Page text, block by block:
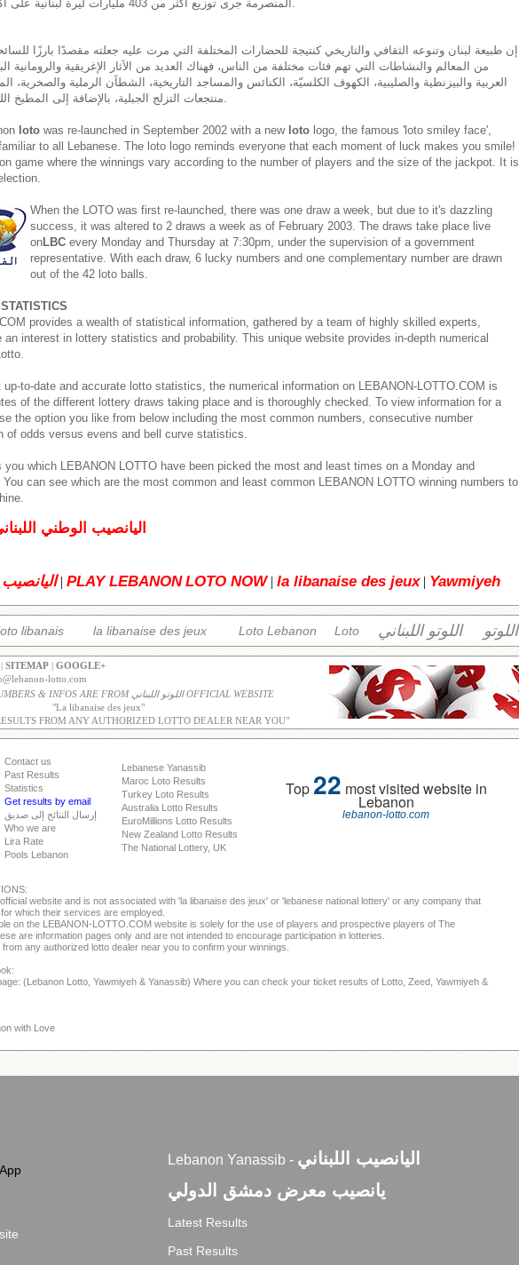
المنصرمة جرى توزيع اكثر من 403 مليارات ليرة لبنانية على اكثر من 17 مليون رابح.
إن طبيعة لبنان وتنوعه الثقافي والتاريخي كنتيجة للحضارات المختلفة التي مرت عليه جعلته مقصدًا بارزًا
من المعالم والنشاطات التي تهم فئات مختلفة من الناس، فهناك العديد من الآثار الإغريقية والرومانية
العربية والبيزنطية والصليبية، الكهوف الكلسيّة، الكنائس والمساجد التاريخية، الشطآن الرملية والصخرية،
منتجعات التزلج الجبلية، بالإضافة إلى المطبخ اللبناني المشهور عالميًّا.
loto was re-launched in September 2002 with a new loto logo, the famous 'loto smiley face',
to all Lebanese. The loto logo reminds everyone that each moment of luck makes you smile!
game where the winnings vary according to the number of players and the size of the jackpot. It is
When the LOTO was first re-launched, there was one draw a week, but due to it's dazzling
success, it was altered to 2 draws a week as of February 2003. The draws take place live
onLBC every Monday and Thursday at 7:30pm, under the supervision of a government
representative. With each draw, 6 lucky numbers and one complementary number are drawn
out of the 42 loto balls.
provides a wealth of statistical information, gathered by a team of highly skilled experts,
an interest in lottery statistics and probability. This unique website provides in-depth numerical
up-to-date and accurate lotto statistics, the numerical information on LEBANON-LOTTO.COM is
of the different lottery draws taking place and is thoroughly checked. To view information for a
the option you like from below including the most common numbers, consecutive number
of odds versus evens and bell curve statistics.
you which LEBANON LOTTO have been picked the most and least times on a Monday and
can see which are the most common and least common LEBANON LOTTO winning numbers to
اليانصيب الوطني
| PLAY LEBANON LOTO NOW| la libanaise des jeux| Yawmiyeh
libanais la libanaise des jeux Loto Lebanon Loto اللوتو اللبناني اللوتو
SITEMAP
GOOGLE+
lotto.com
ALL WINNING NUMBERS & INFOS ARE FROM اللوتو اللبناني OFFICIAL WEBSITE
"La libanaise des jeux"
FROM ANY AUTHORIZED LOTTO DEALER NEAR YOU"
Contact us
Past Results
Statistics
Get results by email
إرسال النتائج إلى صديق
Who we are
Lira Rate
Pools Lebanon
Lebanese Yanassib
Maroc Loto Results
Turkey Loto Results
Australia Lotto Results
EuroMillions Lotto Results
New Zealand Lotto Results
The National Lottery, UK
Top22 most visited website in
Lebanon
lebanon-lotto.com
website and is not associated with 'la libanaise des jeux' or 'lebanese national lottery' or any company that
which their services are employed.
on the LEBANON-LOTTO.COM website is solely for the use of players and prospective players of The
are information pages only and are not intended to encourage participation in lotteries.
any authorized lotto dealer near you to confirm your winnings.
(Lebanon Lotto, Yawmiyeh & Yanassib) Where you can check your ticket results of Lotto, Zeed, Yawmiyeh &
with Love
Lebanon Yanassib - اليانصيب اللبناني
يانصيب معرض دمشق الدولي
Latest Results
Past Results